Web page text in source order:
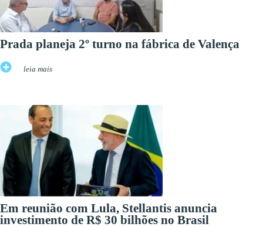
Prada planeja 2º turno na fábrica de Valença
leia mais
Em reunião com Lula, Stellantis anuncia
investimento de R$ 30 bilhões no Brasil